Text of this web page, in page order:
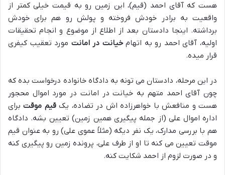
هست که آقای احمد (قیم)، این زمین رو به قیمت خیلی کمتر از
واقعیت به برادر خودش فروخته و پولش رو هم برای خودش
برداشته. اینجا دادستان بعد از اطلاع از موضوع و انجام تحقیقات
اولیه، آقای احمد رو به اتهامخیانت در امانت مورد تعقیب کیفری
قرار میده.
در این مرحله، دادستان می تونه به دادگاه خانواده درخواست بده که
چون آقای احمد متهم به خیانت در امانت در مورد اموال محجور
هست و منافعش با خواهرزاده اش در تضاده، یکقیم موقتبرای
اداره اموال علی (از جمله پیگیری همین زمین) تعیین بشه. دادگاه
هم با بررسی مدارک، یک نفر دیگه (مثلاً عموی علی) رو به عنوان قیم
موقت تعیین می کنه تا او از طرف علی، پرونده زمین رو پیگیری کنه
و در صورت لزوم از احمد شکایت کنه.